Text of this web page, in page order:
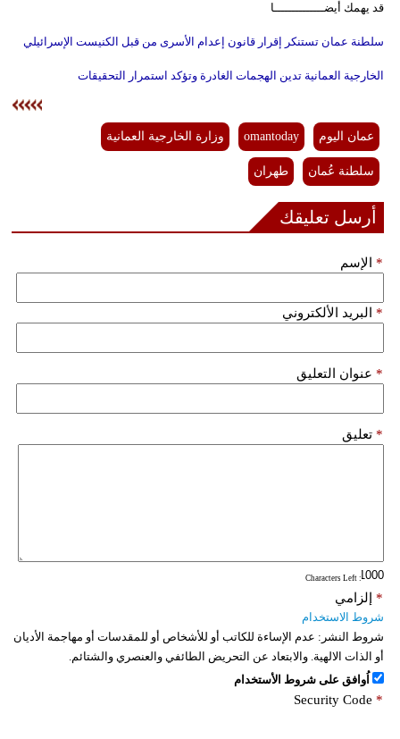
قد يهمك أيضــــــــــــــا
سلطنة عمان تستنكر إقرار قانون إعدام الأسرى من قبل الكنيست الإسرائيلي
الخارجية العمانية تدين الهجمات الغادرة وتؤكد استمرار التحقيقات
عمان اليوم omantoday وزارة الخارجية العمانية
سلطنة عُمان طهران
أرسل تعليقك
الإسم *
البريد الألكتروني *
عنوان التعليق *
تعليق *
: Characters Left
إلزامي *
شروط الاستخدام
شروط النشر: عدم الإساءة للكاتب أو للأشخاص أو للمقدسات أو مهاجمة الأديان
أو الذات الالهية. والابتعاد عن التحريض الطائفي والعنصري والشتائم.
اُوافق على شروط الأستخدام
Security Code *